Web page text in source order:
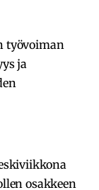
työvoiman
ja
osakkeen